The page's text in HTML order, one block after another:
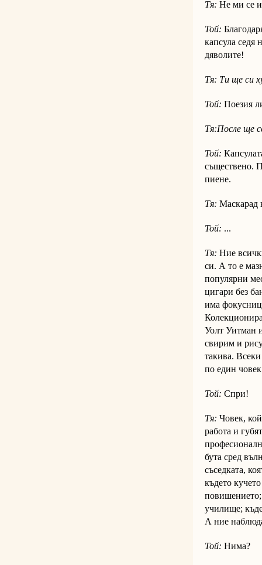
Тя: Не ми се
Той:
капсула седя
дяволите!
Тя: Ти ще си
Той: Поезия
Тя:После ще
Той:
съществено.
пиене.
Тя: Маскарад
Той: ...
Тя: Ние
си. А то е
популярни
цигари без
има
Уолт Уитман
свирим и
такива.
по един
Той: Спри!
Тя: Човек,
работа и
бута сред
съседката,
където
повишението;
училище;
А ние
Той: Нима?